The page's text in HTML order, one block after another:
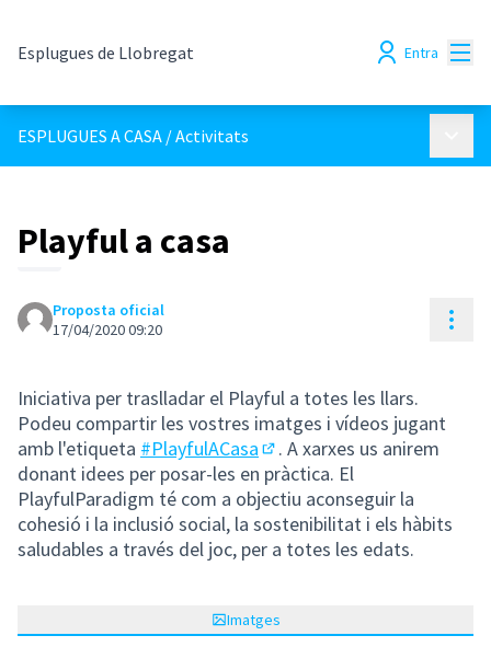
Esplugues de Llobregat Entra
ESPLUGUES A CASA /Activitats
Playful a casa
Proposta oficial
17/04/2020 09:20
Iniciativa per traslladar el Playful a totes les llars.
Podeu compartir les vostres imatges i vídeos jugant
amb l'etiqueta #PlayfulACasa
(Obrir en una pestanya
. A xarxes us anirem
donant idees per posar-les en pràctica. El
PlayfulParadigm té com a objectiu aconseguir la
cohesió i la inclusió social, la sostenibilitat i els hàbits
saludables a través del joc, per a totes les edats.
Imatges